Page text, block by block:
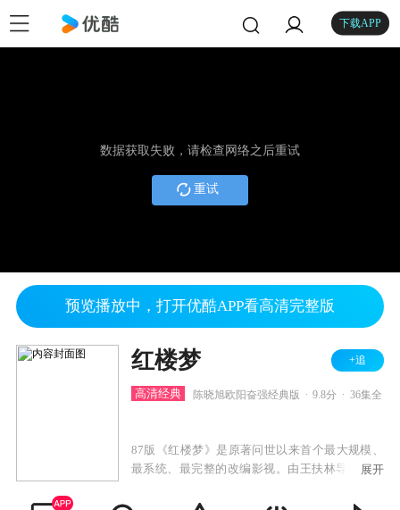
下载APP
数据获取失败，请检查网络之后重试
重试
预览播放中，打开优酷APP看高清完整版
红楼梦 +追
高清经典 陈晓旭欧阳奋强经典版 9.8分 36集全
87版《红楼梦》是原著问世以来首个最大规模、
最系统、最完整的改编影视。由王扶林导演，周
王朝闻、周汝昌、沈从文、启功、吴世昌、曹禺
展开